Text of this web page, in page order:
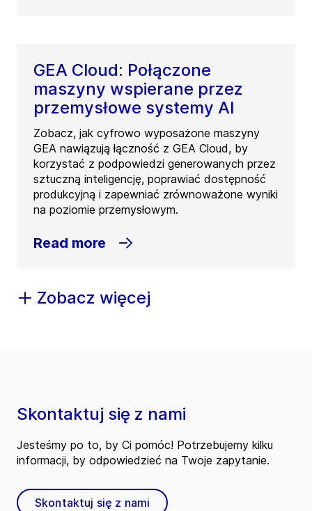
GEA Cloud: Połączone
maszyny wspierane przez
przemysłowe systemy AI
Zobacz, jak cyfrowo wyposażone maszyny
GEA nawiązują łączność z GEA Cloud, by
korzystać z podpowiedzi generowanych przez
sztuczną inteligencję, poprawiać dostępność
produkcyjną i zapewniać zrównoważone wyniki
na poziomie przemysłowym.
Read more
Zobacz więcej
Skontaktuj się z nami
Jesteśmy po to, by Ci pomóc! Potrzebujemy kilku
informacji, by odpowiedzieć na Twoje zapytanie.
Skontaktuj się z nami